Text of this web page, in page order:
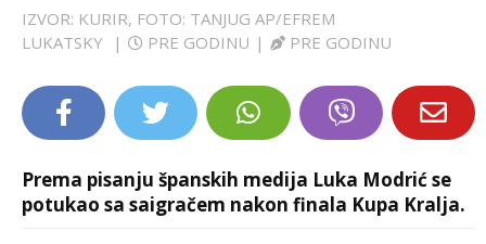
IZVOR: KURIR, FOTO: TANJUG AP/EFREM
LUKATSKY
| PRE GODINU | PRE GODINU
Prema pisanju španskih medija Luka Modrić se
potukao sa saigračem nakon finala Kupa Kralja.